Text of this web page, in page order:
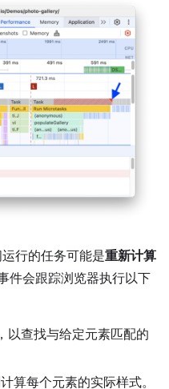
行的任务可能是重新计算
件会跟踪浏览器执行以下
以查找与给定元素匹配的
算每个元素的实际样式。